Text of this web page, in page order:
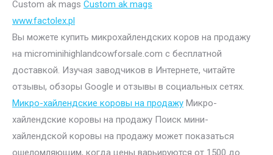
Custom ak mags Custom ak mags
www.factolex.pl
Вы можете купить микрохайлендских коров на продажу
на microminihighlandcowforsale.com с бесплатной
доставкой. Изучая заводчиков в Интернете, читайте
отзывы, обзоры Google и отзывы в социальных сетях.
Микро-хайлендские коровы на продажу Микро-
хайлендские коровы на продажу Поиск мини-
хайлендской коровы на продажу может показаться
ошеломляющим, когда цены варьируются от 1500 до